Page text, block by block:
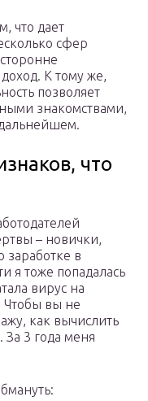
что дает
сфер
К тому же,
позволяет
знакомствами,
что
– новички,
заработке в
я тоже попадалась
вирус на
Чтобы вы не
как вычислить
За 3 года меня